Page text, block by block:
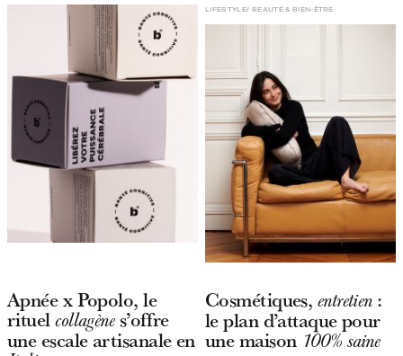
BEAUTÉ & BIEN-ÊTRE
LIFESTYLE
Apnée x Popolo, le
rituelcollagènes’offre
une escale artisanale en
Cosmétiques, entretien:
le plan d’attaque pour
une maison 100% saine